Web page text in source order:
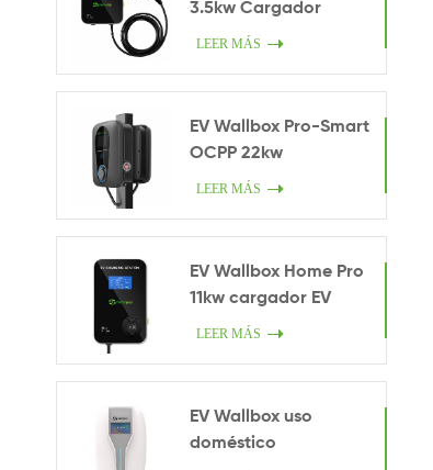
3.5kw Cargador
inteligente en casa
LEER MÁS
EV Wallbox Pro-Smart
OCPP 22kw
LEER MÁS
EV Wallbox Home Pro
11kw cargador EV
LEER MÁS
EV Wallbox uso
doméstico